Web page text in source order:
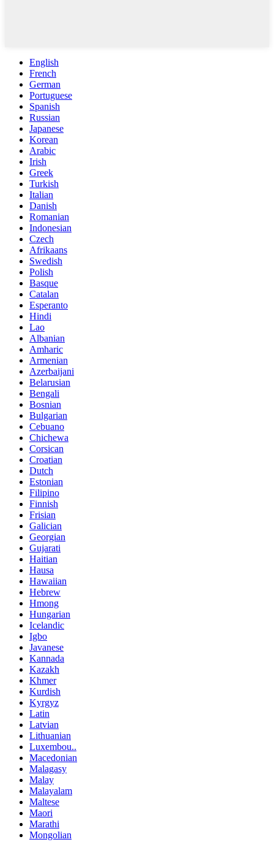
English
French
German
Portuguese
Spanish
Russian
Japanese
Korean
Arabic
Irish
Greek
Turkish
Italian
Danish
Romanian
Indonesian
Czech
Afrikaans
Swedish
Polish
Basque
Catalan
Esperanto
Hindi
Lao
Albanian
Amharic
Armenian
Azerbaijani
Belarusian
Bengali
Bosnian
Bulgarian
Cebuano
Chichewa
Corsican
Croatian
Dutch
Estonian
Filipino
Finnish
Frisian
Galician
Georgian
Gujarati
Haitian
Hausa
Hawaiian
Hebrew
Hmong
Hungarian
Icelandic
Igbo
Javanese
Kannada
Kazakh
Khmer
Kurdish
Kyrgyz
Latin
Latvian
Lithuanian
Luxembou..
Macedonian
Malagasy
Malay
Malayalam
Maltese
Maori
Marathi
Mongolian